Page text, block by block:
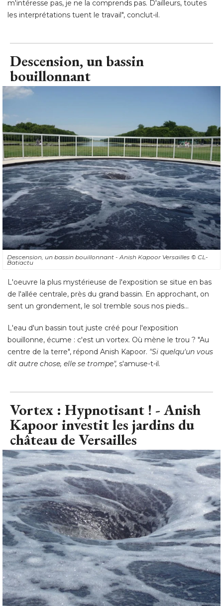
m'intéresse pas, je ne la comprends pas. D'ailleurs, toutes
les interprétations tuent le travail", conclut-il.
Descension, un bassin
bouillonnant
Descension, un bassin bouillonnant - Anish Kapoor Versailles © CL-
Batiactu
L'oeuvre la plus mystérieuse de l'exposition se situe en bas
de l'allée centrale, près du grand bassin. En approchant, on
sent un grondement, le sol tremble sous nos pieds...
L'eau d'un bassin tout juste créé pour l'exposition
bouillonne, écume : c'est un vortex. Où mène le trou ? "Au
centre de la terre", répond Anish Kapoor. "Si quelqu'un vous
dit autre chose, elle se trompe", s'amuse-t-il.
Vortex : Hypnotisant ! - Anish
Kapoor investit les jardins du
château de Versailles